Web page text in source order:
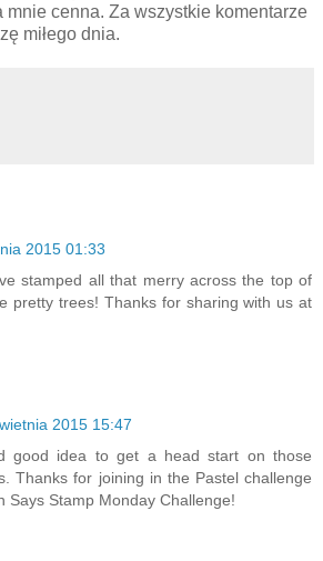
mnie cenna. Za wszystkie komentarze
miłego dnia.
2015 01:33
stamped all that merry across the top of
pretty trees! Thanks for sharing with us at
2015 15:47
good idea to get a head start on those
Thanks for joining in the Pastel challenge
Says Stamp Monday Challenge!